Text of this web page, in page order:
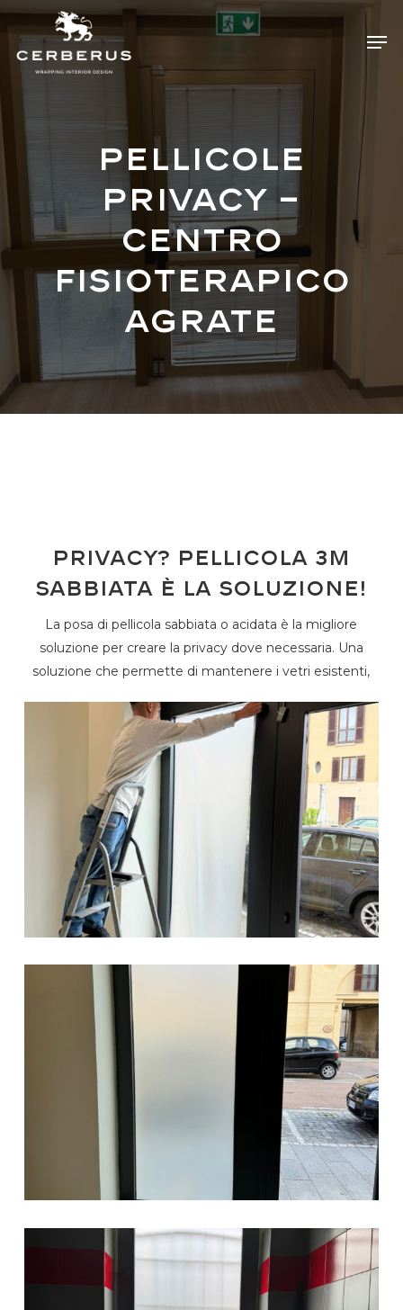
Skip
main
Pellicole
privacy –
Centro
fisioterapico
Agrate
Privacy? Pellicola 3M
sabbiata è la soluzione!
La posa di pellicola sabbiata o acidata è la migliore
soluzione per creare la privacy dove necessaria. Una
soluzione che permette di mantenere i vetri esistenti,